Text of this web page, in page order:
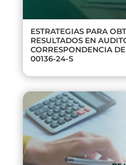
ESTRATEGIAS PARA
RESULTADOS EN
CORRESPONDENCIA
00136-24-S